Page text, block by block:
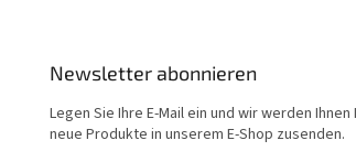
Newsletter abonnieren
Legen Sie Ihre E-Mail ein und wir werden
neue Produkte in unserem E-Shop zusenden.